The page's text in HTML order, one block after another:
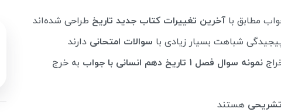
آخرین تغییرات کتاب جدید تاریخ طراحی شده‌اند
شباهت بسیار زیادی با سوالات امتحانی دارند
نمونه سوال فصل 1 تاریخ دهم انسانی با جواب
به خرج
هستند